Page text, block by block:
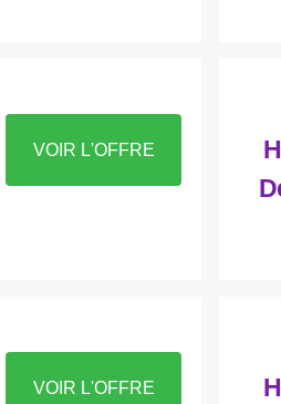
VOIR L'OFFRE
VOIR L'OFFRE